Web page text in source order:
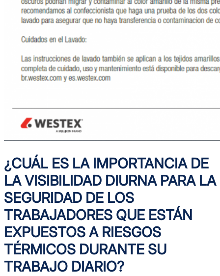
¿CUÁL ES LA IMPORTANCIA DE
LA VISIBILIDAD DIURNA PARA LA
SEGURIDAD DE LOS
TRABAJADORES QUE ESTÁN
EXPUESTOS A RIESGOS
TÉRMICOS DURANTE SU
TRABAJO DIARIO?